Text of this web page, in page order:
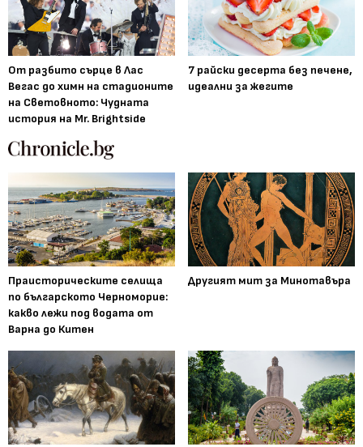
От разбито сърце в Лас
Вегас до химн на стадионите
на Световното: Чудната
история на Mr. Brightside
7 райски десерта без печене,
идеални за жегите
Праисторическите селища
по българското Черноморие:
какво лежи под водата от
Варна до Китен
Другият мит за Минотавъра